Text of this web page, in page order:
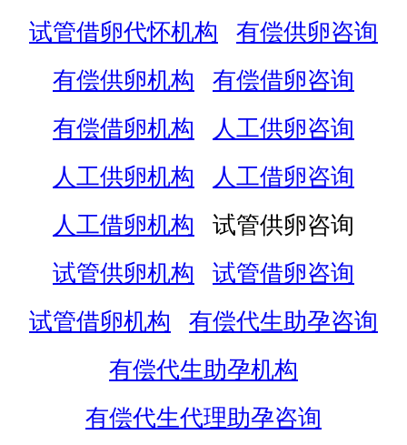
试管借卵代怀机构
有偿供卵咨询
有偿供卵机构
有偿借卵咨询
有偿借卵机构
人工供卵咨询
人工供卵机构
人工借卵咨询
人工借卵机构
试管供卵咨询
试管供卵机构
试管借卵咨询
试管借卵机构
有偿代生助孕咨询
有偿代生助孕机构
有偿代生代理助孕咨询